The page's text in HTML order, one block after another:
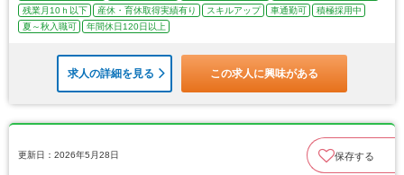
残業月10ｈ以下
産休・育休取得実績有り スキルアップ 車通勤可
積極採用中
夏～秋入職可
年間休日120日以上
求人の詳細を見る この求人に興味がある
更新日：2026年5月28日 保存する